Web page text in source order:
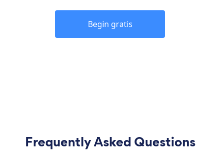
Begin gratis
Frequently Asked Questions